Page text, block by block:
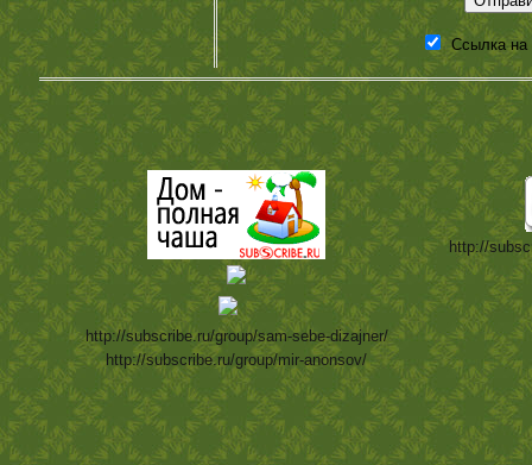
Ссылка
http://subscribe.ru/group/sam-sebe-dizajner/
http://subscribe.ru/group/mir-anonsov/
http://